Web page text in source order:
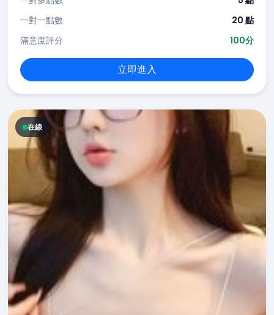
一對一點數
20 點
滿意度評分
100分
立即進入
在線